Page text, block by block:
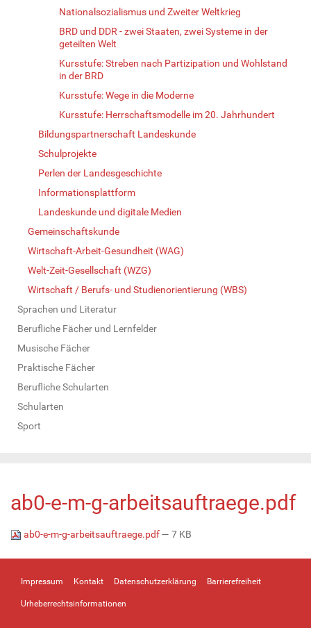
Nationalsozialismus und Zweiter Weltkrieg
BRD und DDR - zwei Staaten, zwei Systeme in der
geteilten Welt
Kursstufe: Streben nach Partizipation und Wohlstand
in der BRD
Kursstufe: Wege in die Moderne
Kursstufe: Herrschaftsmodelle im 20. Jahrhundert
Bildungspartnerschaft Landeskunde
Schulprojekte
Perlen der Landesgeschichte
Informationsplattform
Landeskunde und digitale Medien
Gemeinschaftskunde
Wirtschaft-Arbeit-Gesundheit (WAG)
Welt-Zeit-Gesellschaft (WZG)
Wirtschaft / Berufs- und Studienorientierung (WBS)
Sprachen und Literatur
Berufliche Fächer und Lernfelder
Musische Fächer
Praktische Fächer
Berufliche Schularten
Schularten
Sport
ab0-e-m-g-arbeitsauftraege.pdf
ab0-e-m-g-arbeitsauftraege.pdf— 7 KB
Impressum Kontakt Datenschutzerklärung Barrierefreiheit
Urheberrechtsinformationen